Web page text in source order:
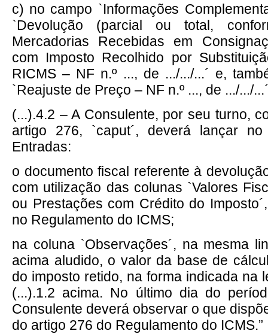
c) no campo `Informações
`Devolução (parcial ou total,
Mercadorias Recebidas em
com Imposto Recolhido por
RICMS – NF n.º ..., de .../.../...´ e,
`Reajuste de Preço – NF n.º ..., de .../.../
(...).4.2 – A Consulente, por seu turno,
artigo 276, `caput´, deverá lançar
Entradas:
o documento fiscal referente à
com utilização das colunas `Valores
ou Prestações com Crédito do
no Regulamento do ICMS;
na coluna `Observações´, na mesma
acima aludido, o valor da base de
do imposto retido, na forma indicada na
(...).1.2 acima. No último dia do
Consulente deverá observar o que
do artigo 276 do Regulamento do ICMS.”